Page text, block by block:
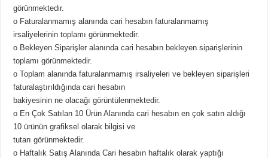
görünmektedir.
o Faturalanmamış alanında cari hesabın faturalanmamış
irsaliyelerinin toplamı görünmektedir.
o Bekleyen Siparişler alanında cari hesabın bekleyen siparişlerinin
toplamı görünmektedir.
o Toplam alanında faturalanmamış irsaliyeleri ve bekleyen siparişleri
faturalaştırıldığında cari hesabın
bakiyesinin ne olacağı görüntülenmektedir.
o En Çok Satılan 10 Ürün Alanında cari hesabın en çok satın aldığı
10 ürünün grafiksel olarak bilgisi ve
tutarı görünmektedir.
o Haftalık Satış Alanında Cari hesabın haftalık olarak yaptığı